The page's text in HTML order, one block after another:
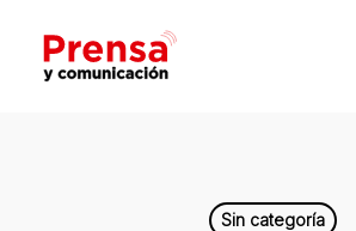
main
Sin categoría